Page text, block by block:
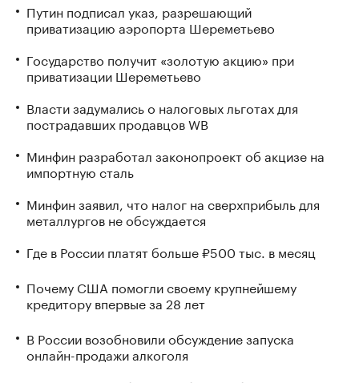
Путин подписал указ, разрешающий
приватизацию аэропорта Шереметьево
Государство получит «золотую акцию» при
приватизации Шереметьево
Власти задумались о налоговых льготах для
пострадавших продавцов WB
Минфин разработал законопроект об акцизе на
импортную сталь
Минфин заявил, что налог на сверхприбыль для
металлургов не обсуждается
Где в России платят больше ₽500 тыс. в месяц
Почему США помогли своему крупнейшему
кредитору впервые за 28 лет
В России возобновили обсуждение запуска
онлайн-продажи алкоголя